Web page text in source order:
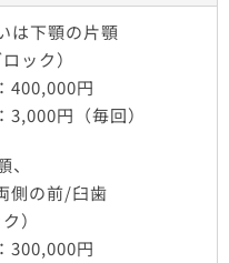
は下顎の片顎
ック）
円
円（毎回）
の前/臼歯
）
300,000円